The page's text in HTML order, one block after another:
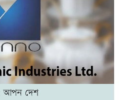
আপন দেশ